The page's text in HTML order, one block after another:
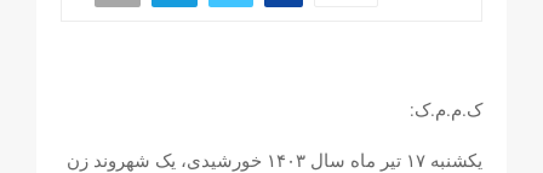
ک.م.م.ک:
يکشنبه ۱۷ تیر ماه سال ۱۴۰۳ خورشیدی، یک شهروند زن